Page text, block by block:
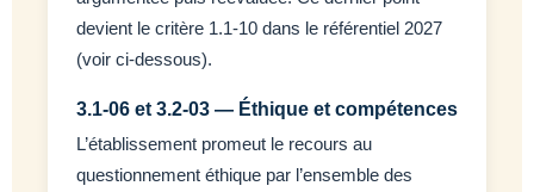
devient le critère 1.1-10 dans le référentiel 2027
(voir ci-dessous).
3.1-06 et 3.2-03 — Éthique et compétences
L’établissement promeut le recours au
questionnement éthique par l’ensemble des